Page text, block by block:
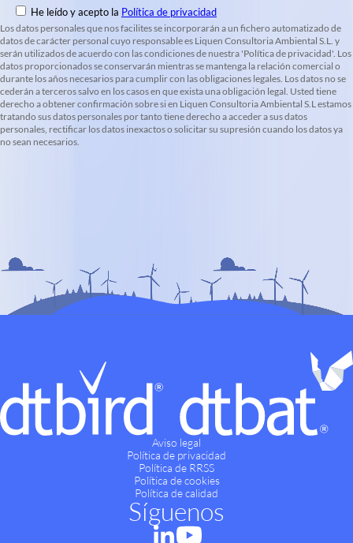
He leído y acepto la Política de privacidad
Los datos personales que nos facilites se incorporarán a un fichero automatizado de
datos de carácter personal cuyo responsable es Liquen Consultoria Ambiental S.L. y
serán utilizados de acuerdo con las condiciones de nuestra 'Política de privacidad'. Los
datos proporcionados se conservarán mientras se mantenga la relación comercial o
durante los años necesarios para cumplir con las obligaciones legales. Los datos no se
cederán a terceros salvo en los casos en que exista una obligación legal. Usted tiene
derecho a obtener confirmación sobre si en Liquen Consultoria Ambiental S.L estamos
tratando sus datos personales por tanto tiene derecho a acceder a sus datos
personales, rectificar los datos inexactos o solicitar su supresión cuando los datos ya
no sean necesarios.
Aviso legal
Política de privacidad
Política de RRSS
Política de cookies
Política de calidad
Síguenos